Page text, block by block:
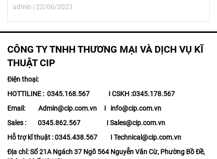
admin | 22/06/2023
CÔNG TY TNHH THƯƠNG MẠI VÀ DỊCH VỤ KĨ
THUẬT CIP
Điện thoại:
HOTTILINE : 0345.168.567 I CSKH :0345.178.567
Email: Admin@cip.com.vn I info@cip.com.vn
Sales : 0345.862.567 I Sales@cip.com.vn
Hỗ trợ kĩ thuật : 0345.438.567 I Technical@cip.com.vn
Địa chỉ: Số 21A Ngách 37 Ngõ 564 Nguyễn Văn Cừ, Phường Bồ Đề,